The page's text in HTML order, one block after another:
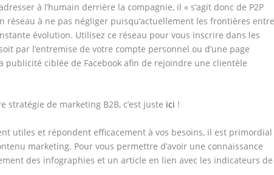
à l’humain derrière la compagnie, il « s’agit donc de P2P
réseau à ne pas négliger puisqu’actuellement les frontières
évolution. Utilisez ce réseau pour vous inscrire dans les
par l’entremise de votre compte personnel ou d’une page
publicité ciblée de Facebook afin de rejoindre une clientèle
stratégie de marketing B2B, c’est juste ici !
utiles et répondent efficacement à vos besoins, il est primordial
marketing. Pour vous permettre d’avoir une connaissance
des infographies et un article en lien avec les indicateurs de